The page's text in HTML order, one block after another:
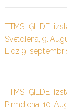
TTMS “ĢILDE”
Svētdiena, 9.
Līdz 9.
TTMS “ĢILDE”
Pirmdiena, 10.